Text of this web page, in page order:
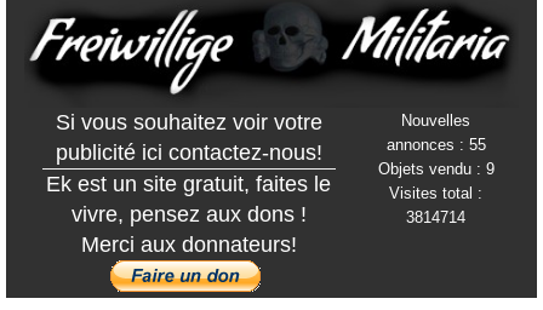
Si vous souhaitez voir votre
publicité ici contactez-nous!
Ek est un site gratuit, faites le
vivre, pensez aux dons !
Merci aux donnateurs!
Nouvelles
annonces : 55
Objets vendu : 9
Visites total :
3814714